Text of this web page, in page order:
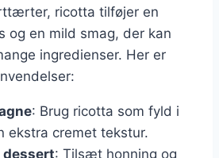
ricotta tilføjer en
og en mild smag, der kan
ingredienser. Her er
: Brug ricotta som fyld i
ekstra cremet tekstur.
dessert: Tilsæt honning og